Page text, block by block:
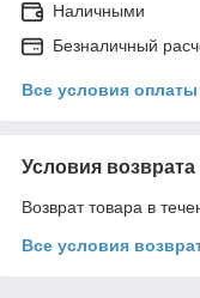
Наличными
Безналичный
Все условия оплаты
Условия возврата
Возврат товара в
Все условия